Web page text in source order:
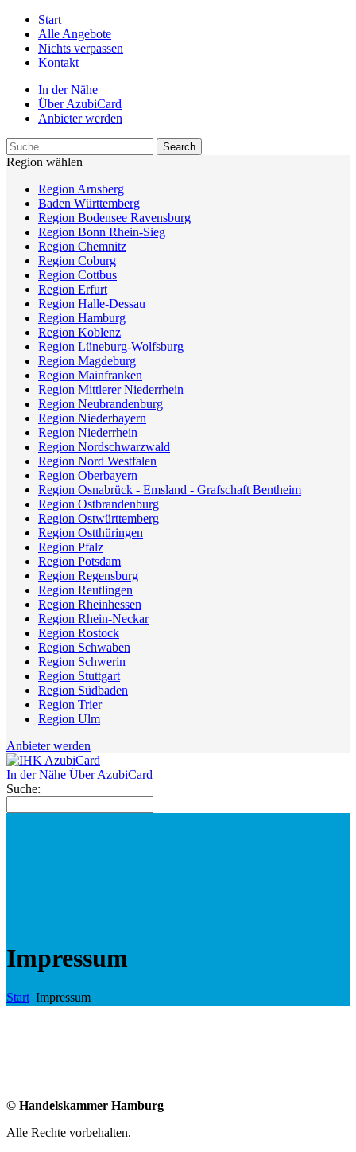
Start
Alle Angebote
Nichts verpassen
Kontakt
In der Nähe
Über AzubiCard
Anbieter werden
Region wählen
Region Arnsberg
Baden Württemberg
Region Bodensee Ravensburg
Region Bonn Rhein-Sieg
Region Chemnitz
Region Coburg
Region Cottbus
Region Erfurt
Region Halle-Dessau
Region Hamburg
Region Koblenz
Region Lüneburg-Wolfsburg
Region Magdeburg
Region Mainfranken
Region Mittlerer Niederrhein
Region Neubrandenburg
Region Niederbayern
Region Niederrhein
Region Nordschwarzwald
Region Nord Westfalen
Region Oberbayern
Region Osnabrück - Emsland - Grafschaft Bentheim
Region Ostbrandenburg
Region Ostwürttemberg
Region Ostthüringen
Region Pfalz
Region Potsdam
Region Regensburg
Region Reutlingen
Region Rheinhessen
Region Rhein-Neckar
Region Rostock
Region Schwaben
Region Schwerin
Region Stuttgart
Region Südbaden
Region Trier
Region Ulm
Anbieter werden
In der Nähe Über AzubiCard
Suche:
Impressum
Start Impressum
© Handelskammer Hamburg
Alle Rechte vorbehalten.